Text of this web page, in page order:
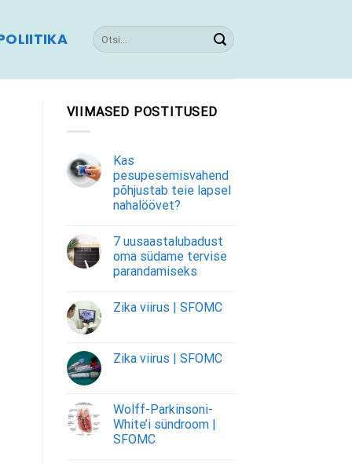
VIIMASED POSTITUSED
Kas
pesupesemisvahend
põhjustab teie lapsel
nahalöövet?
7 uusaastalubadust
oma südame tervise
parandamiseks
Zika viirus | SFOMC
Zika viirus | SFOMC
Wolff-Parkinsoni-
White’i sündroom |
SFOMC